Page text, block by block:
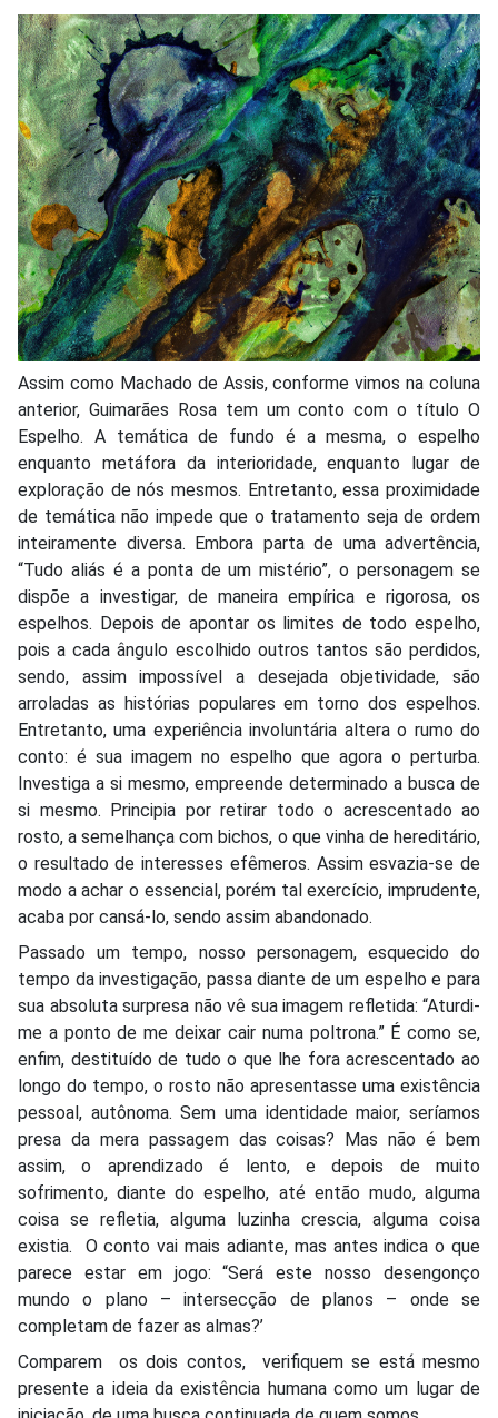
Assim como Machado de Assis, conforme vimos na coluna
anterior, Guimarães Rosa tem um conto com o título O
Espelho. A temática de fundo é a mesma, o espelho
enquanto metáfora da interioridade, enquanto lugar de
exploração de nós mesmos. Entretanto, essa proximidade
de temática não impede que o tratamento seja de ordem
inteiramente diversa. Embora parta de uma advertência,
“Tudo aliás é a ponta de um mistério”, o personagem se
dispõe a investigar, de maneira empírica e rigorosa, os
espelhos. Depois de apontar os limites de todo espelho,
pois a cada ângulo escolhido outros tantos são perdidos,
sendo, assim impossível a desejada objetividade, são
arroladas as histórias populares em torno dos espelhos.
Entretanto, uma experiência involuntária altera o rumo do
conto: é sua imagem no espelho que agora o perturba.
Investiga a si mesmo, empreende determinado a busca de
si mesmo. Principia por retirar todo o acrescentado ao
rosto, a semelhança com bichos, o que vinha de hereditário,
o resultado de interesses efêmeros. Assim esvazia-se de
modo a achar o essencial, porém tal exercício, imprudente,
acaba por cansá-lo, sendo assim abandonado.
Passado um tempo, nosso personagem, esquecido do
tempo da investigação, passa diante de um espelho e para
sua absoluta surpresa não vê sua imagem refletida: “Aturdi-
me a ponto de me deixar cair numa poltrona.” É como se,
enfim, destituído de tudo o que lhe fora acrescentado ao
longo do tempo, o rosto não apresentasse uma existência
pessoal, autônoma. Sem uma identidade maior, seríamos
presa da mera passagem das coisas? Mas não é bem
assim, o aprendizado é lento, e depois de muito
sofrimento, diante do espelho, até então mudo, alguma
coisa se refletia, alguma luzinha crescia, alguma coisa
existia. O conto vai mais adiante, mas antes indica o que
parece estar em jogo: “Será este nosso desengonço
mundo o plano – intersecção de planos – onde se
completam de fazer as almas?’
Comparem os dois contos, verifiquem se está mesmo
presente a ideia da existência humana como um lugar de